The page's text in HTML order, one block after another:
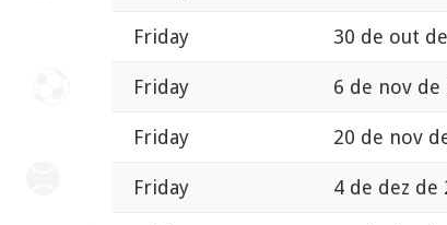
Friday 30 de out
Friday 6 de nov de
Friday 20 de nov
Friday 4 de dez de